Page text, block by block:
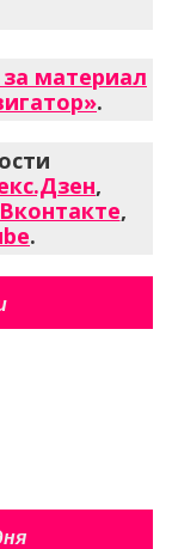
материал
.
,
Вконтакте,
.